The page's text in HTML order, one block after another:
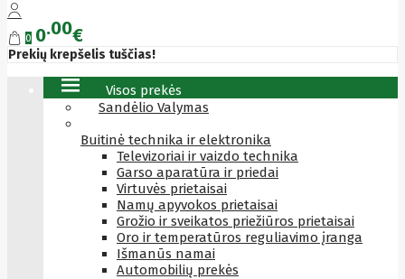
0 0 00€
Prekių krepšelis tuščias!
Visos prekės
Sandėlio Valymas
Buitinė technika ir elektronika
Televizoriai ir vaizdo technika
Garso aparatūra ir priedai
Virtuvės prietaisai
Namų apyvokos prietaisai
Grožio ir sveikatos priežiūros prietaisai
Oro ir temperatūros reguliavimo įranga
Išmanūs namai
Automobilių prekės